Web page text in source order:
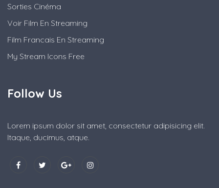
Sorties Cinéma
Voir Film En Streaming
Film Francais En Streaming
My Stream Icons Free
Follow Us
Lorem ipsum dolor sit amet, consectetur adipisicing elit.
Itaque, ducimus, atque.